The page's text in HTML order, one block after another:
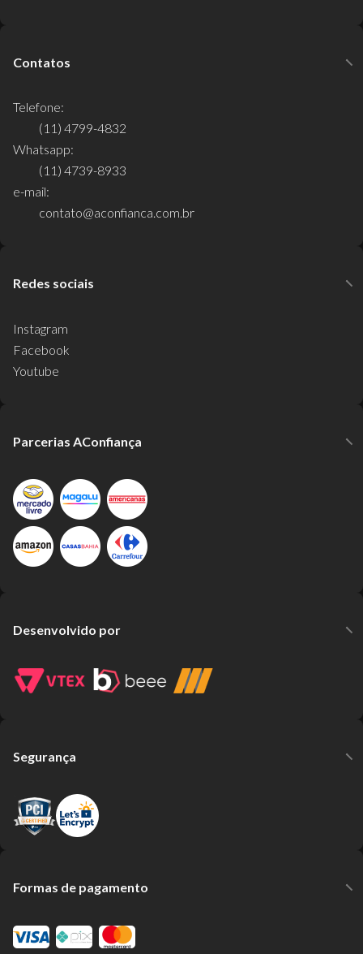
Contatos
Telefone:
(11) 4799-4832
Whatsapp:
(11) 4739-8933
e-mail:
contato@aconfianca.com.br
Redes sociais
Instagram
Facebook
Youtube
Parcerias AConfiança
Desenvolvido por
Segurança
Formas de pagamento